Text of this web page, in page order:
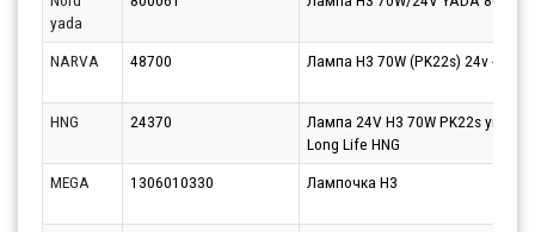
yada
NARVA 48700 Лампа H3 70W (PK22s) 24v -
HNG 24370
Лампа 24V H3 70W PK22s
Long Life HNG
MEGA
1306010330 Лампочка H3